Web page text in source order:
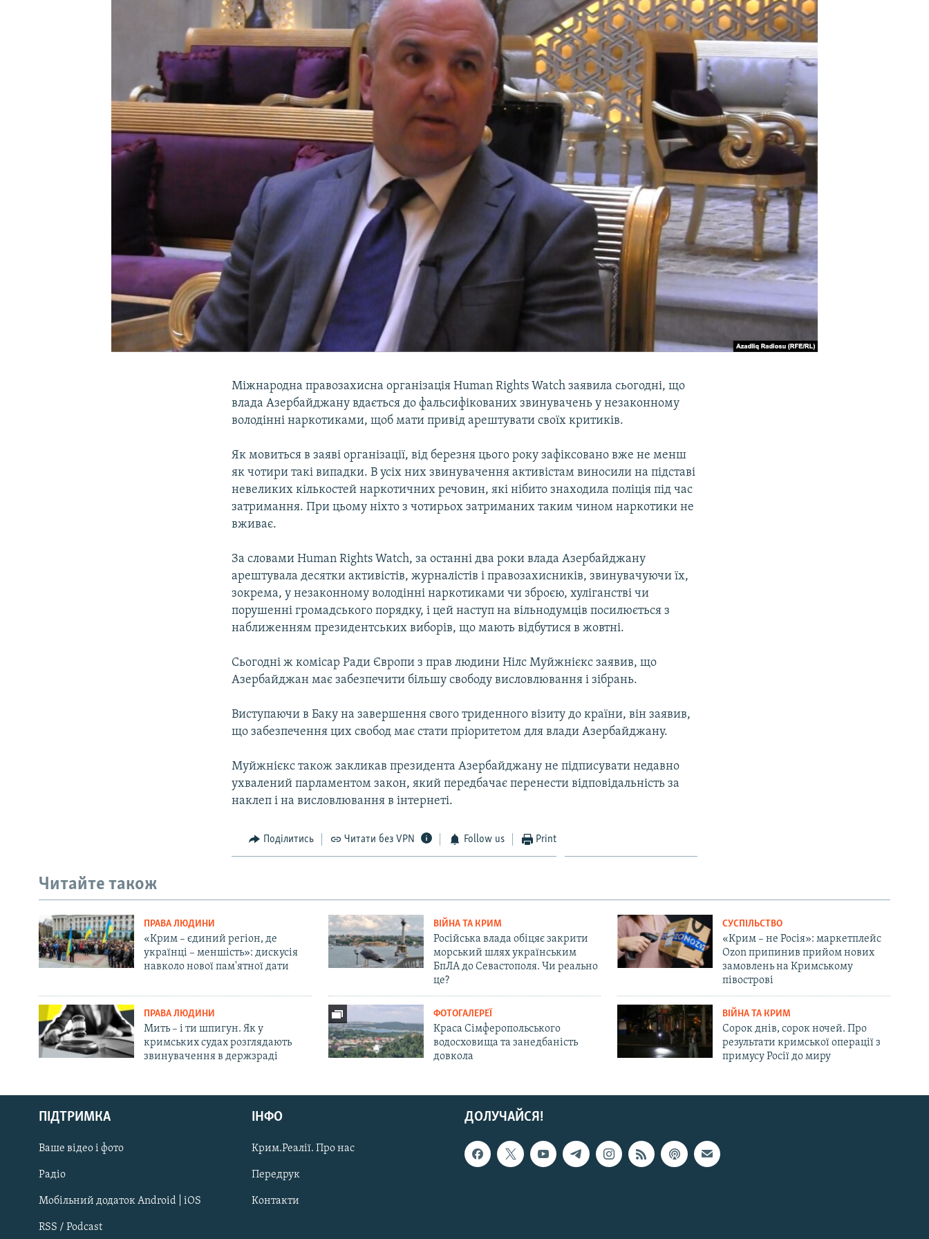
Русский
Qırımtatar
ДОЛУЧАЙСЯ!
Міжнародна правозахисна організація Human Rights Watch заявила сьогодні, що
влада Азербайджану вдається до фальсифікованих звинувачень у незаконному
володінні наркотиками, щоб мати привід арештувати своїх критиків.
Як мовиться в заяві організації, від березня цього року зафіксовано вже не менш
як чотири такі випадки. В усіх них звинувачення активістам виносили на підставі
невеликих кількостей наркотичних речовин, які нібито знаходила поліція під час
затримання. При цьому ніхто з чотирьох затриманих таким чином наркотики не
вживає.
За словами Human Rights Watch, за останні два роки влада Азербайджану
арештувала десятки активістів, журналістів і правозахисників, звинувачуючи їх,
зокрема, у незаконному володінні наркотиками чи зброєю, хуліганстві чи
порушенні громадського порядку, і цей наступ на вільнодумців посилюється з
наближенням президентських виборів, що мають відбутися в жовтні.
Сьогодні ж комісар Ради Європи з прав людини Нілс Муйжнієкс заявив, що
Азербайджан має забезпечити більшу свободу висловлювання і зібрань.
Виступаючи в Баку на завершення свого триденного візиту до країни, він заявив,
що забезпечення цих свобод має стати пріоритетом для влади Азербайджану.
Муйжнієкс також закликав президента Азербайджану не підписувати недавно
ухвалений парламентом закон, який передбачає перенести відповідальність за
наклеп і на висловлювання в інтернеті.
Поділитись Читати без VPN Follow us Print
Читайте також
ПРАВА ЛЮДИНИ
«Крим – єдиний регіон, де
українці – меншість»: дискусія
навколо нової пам'ятної дати
ВІЙНА ТА КРИМ
Російська влада обіцяє закрити
морський шлях українським
БпЛА до Севастополя. Чи реально
це?
СУСПІЛЬСТВО
«Крим – не Росія»: маркетплейс
Ozon припинив прийом нових
замовлень на Кримському
півострові
ПРАВА ЛЮДИНИ
Мить – і ти шпигун. Як у
кримських судах розглядають
звинувачення в держзраді
ФОТОГАЛЕРЕЇ
Краса Сімферопольського
водосховища та занедбаність
довкола
ВІЙНА ТА КРИМ
Сорок днів, сорок ночей. Про
результати кримської операції з
примусу Росії до миру
ДОЛУЧАЙСЯ!
ПІДТРИМКА
Ваше відео і фото
Радіо
Мобільний додаток Android | iOS
RSS / Podcast
ІНФО
Крим.Реалії. Про нас
Передрук
Контакти